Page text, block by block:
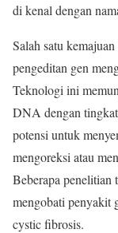
di kenal dengan
Salah satu
pengeditan gen
Teknologi ini
DNA dengan
potensi untuk
mengoreksi atau
Beberapa penelitian
mengobati penyakit
cystic fibrosis.